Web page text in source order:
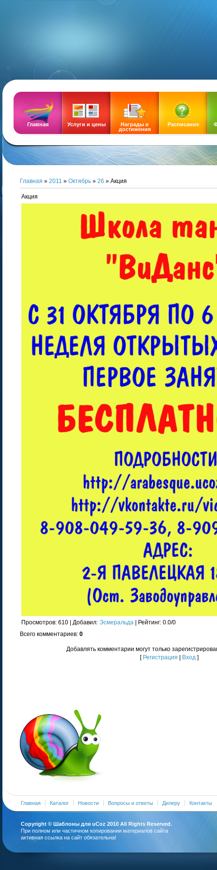
Главная Услуги и цены
Награды и
достижения
Расписание
Главная » 2011 » Октябрь » 26 » Акция
Акция
Просмотров: 610 | Добавил: Эсмеральда Рейтинг: 0.0/0
Всего комментариев: 0
Добавлять комментарии могут только
[ Регистрация Вход]
Главная Каталог Новости Вопросы и ответы Дилеру Контакты
Copyright © Шаблоны для uCoz 2010 All Rights Reserved.
При полном или частичном копировании материалов сайта
активная ссылка на сайт обязательна!